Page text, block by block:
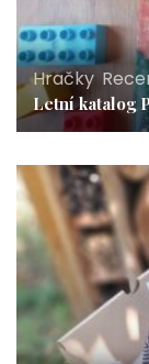
Hračky,
Letní katalog